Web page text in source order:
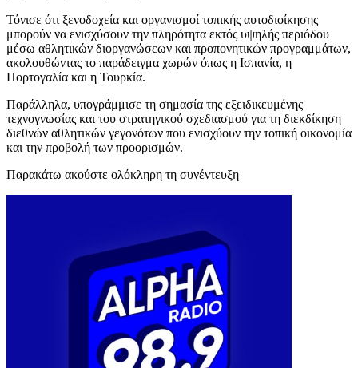
Τόνισε ότι ξενοδοχεία και οργανισμοί τοπικής αυτοδιοίκησης
μπορούν να ενισχύσουν την πληρότητα εκτός υψηλής περιόδου
μέσω αθλητικών διοργανώσεων και προπονητικών προγραμμάτων,
ακολουθώντας το παράδειγμα χωρών όπως η Ισπανία, η
Πορτογαλία και η Τουρκία.
Παράλληλα, υπογράμμισε τη σημασία της εξειδικευμένης
τεχνογνωσίας και του στρατηγικού σχεδιασμού για τη διεκδίκηση
διεθνών αθλητικών γεγονότων που ενισχύουν την τοπική οικονομία
και την προβολή των προορισμών.
Παρακάτω ακούστε ολόκληρη τη συνέντευξη